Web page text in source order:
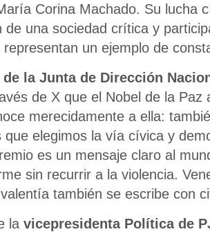
Corina Machado. Su lucha
de una sociedad crítica y
un ejemplo de
la Junta de Dirección
de X que el Nobel de la Paz
merecidamente a ella:
que elegimos la vía cívica y
es un mensaje claro al
sin recurrir a la violencia.
también se escribe con
la vicepresidenta Política de